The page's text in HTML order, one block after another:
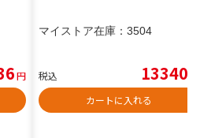
円
マイストア在庫： 3504
税込 13340
カートに入れる